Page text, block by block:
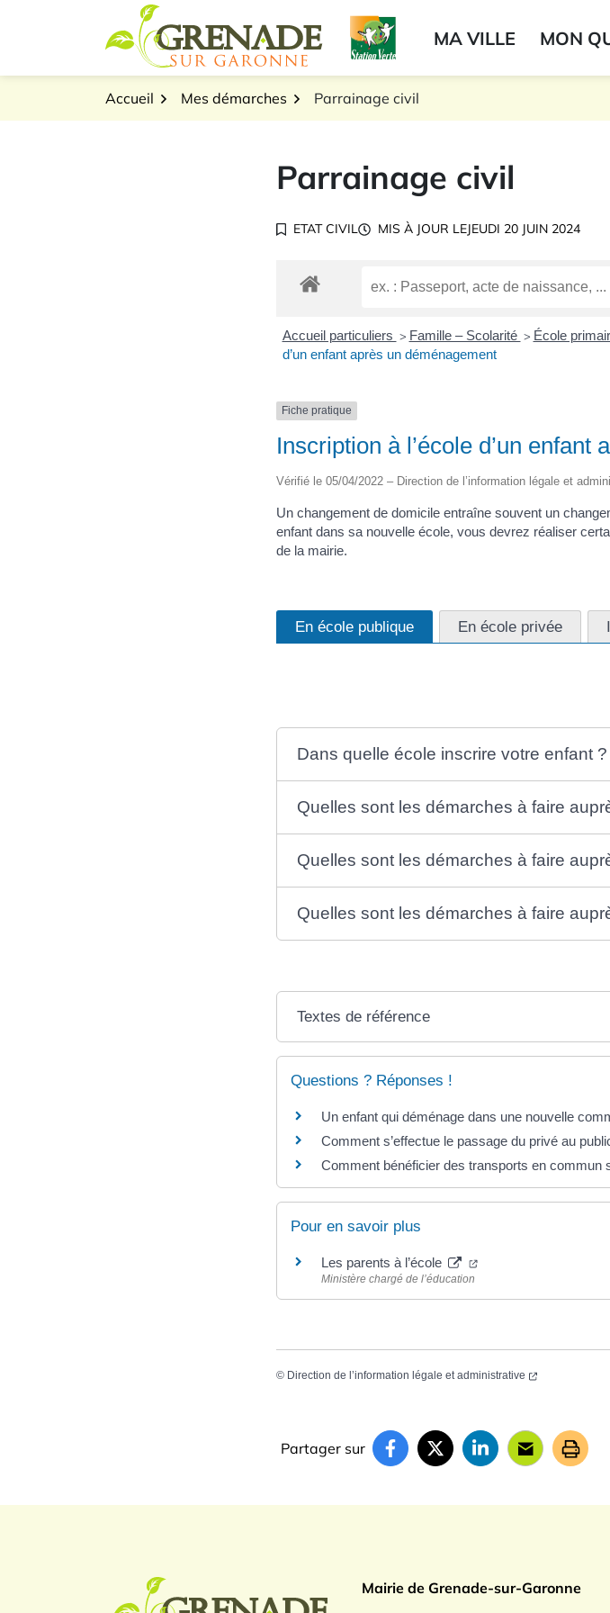
Logo Grenade sur GaronneMA VILLE MON
Accueil Mes démarches Parrainage civil
Parrainage civil
ETAT CIVIL MIS À JOUR LEJEUDI 20 JUIN 2024
Accueil particuliers > Famille – Scolarité > École
d’un enfant après un déménagement
Fiche pratique
Inscription à l’école d’un enfant
Vérifié le 05/04/2022 – Direction de l’information légale et
Un changement de domicile entraîne souvent un
enfant dans sa nouvelle école, vous devrez réaliser
de la mairie.
En école publique En école privée
Dans quelle école inscrire votre enfant ?
Quelles sont les démarches à faire
Quelles sont les démarches à faire
Quelles sont les démarches à faire
Textes de référence
Questions ? Réponses !
Un enfant qui déménage dans une nouvelle
Comment s’effectue le passage du privé au
Comment bénéficier des transports en commun
Pour en savoir plus
Les parents à l’école
Ministère chargé de l’éducation
© Direction de l’information légale et administrative
Partager sur
Logo Grenade sur Garonne
Mairie de Grenade-sur-Garonne